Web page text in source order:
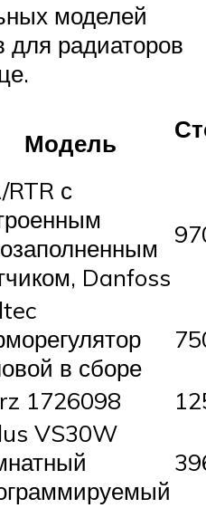
моделей
для радиаторов
Модель
RTR с
Danfoss
в сборе
1726098
VS30W